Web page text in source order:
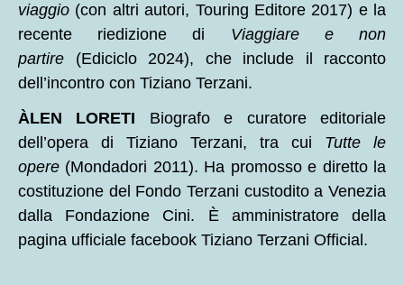
viaggio (con altri autori, Touring Editore 2017) e la
recente riedizione di Viaggiare e non
partire (Ediciclo 2024), che include il racconto
dell’incontro con Tiziano Terzani.
ÀLEN LORETI Biografo e curatore editoriale
dell’opera di Tiziano Terzani, tra cui Tutte le
opere (Mondadori 2011). Ha promosso e diretto la
costituzione del Fondo Terzani custodito a Venezia
dalla Fondazione Cini. È amministratore della
pagina ufficiale facebook Tiziano Terzani Official.